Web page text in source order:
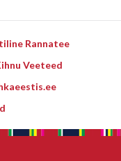
Rannatee
Veeteed